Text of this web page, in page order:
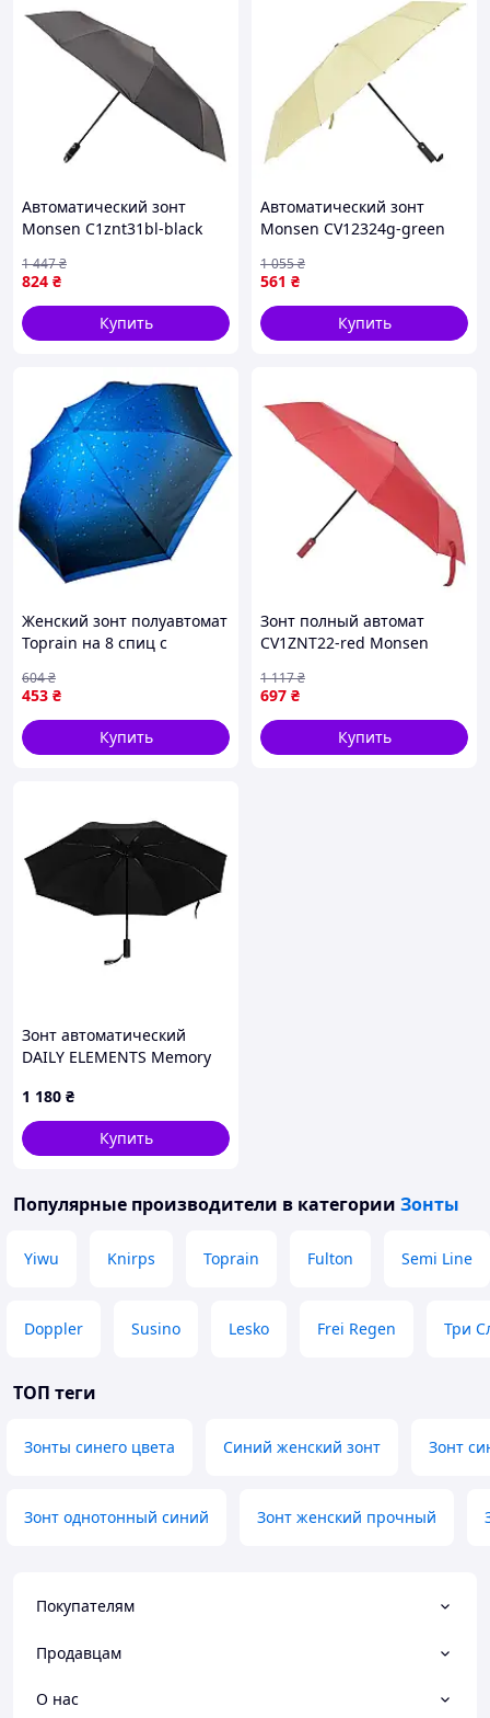
Автоматический зонт
Monsen C1znt31bl-black
824 ₴
1 447₴
Купить
Автоматический зонт
Monsen CV12324g-green
561 ₴
1 055₴
Купить
Женский зонт полуавтомат
Toprain на 8 спиц с
ручка 02056-2
453 ₴
604₴
Купить
Зонт полный автомат
CV1ZNT22-red Monsen
697 ₴
1 117₴
Купить
Зонт автоматический
DAILY ELEMENTS Memory
1 180 ₴
Купить
Популярные производители в категории Зонты
Yiwu Knirps Toprain Fulton Semi Line
Doppler Susino Lesko Frei Regen Три
ТОП теги
Зонты синего цвета Синий женский зонт Зонт
Зонт однотонный синий Зонт женский прочный
Покупателям
Продавцам
О нас